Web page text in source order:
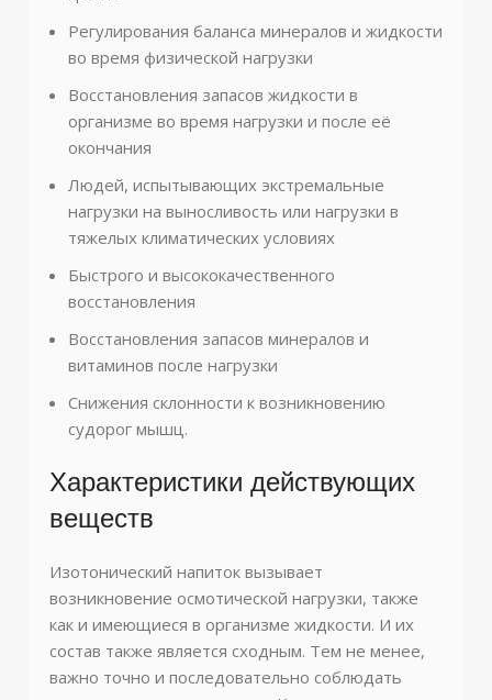
Регулирования баланса минералов и жидкости
во время физической нагрузки
Восстановления запасов жидкости в
организме во время нагрузки и после её
окончания
Людей, испытывающих экстремальные
нагрузки на выносливость или нагрузки в
тяжелых климатических условиях
Быстрого и высококачественного
восстановления
Восстановления запасов минералов и
витаминов после нагрузки
Снижения склонности к возникновению
судорог мышц.
Характеристики действующих
веществ
Изотонический напиток вызывает
возникновение осмотической нагрузки, также
как и имеющиеся в организме жидкости. И их
состав также является сходным. Тем не менее,
важно точно и последовательно соблюдать